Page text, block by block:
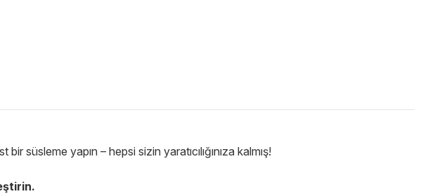
süsleme yapın – hepsi sizin yaratıcılığınıza kalmış!